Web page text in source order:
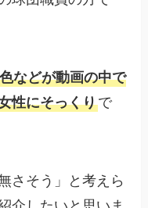
などが動画の中で
性にそっくりで
さそう」と考えら